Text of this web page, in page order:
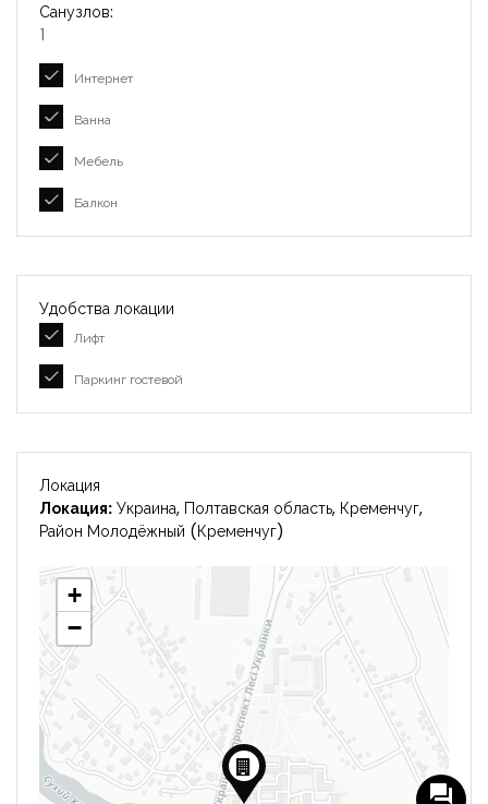
Санузлов:
1
Интернет
Ванна
Мебель
Балкон
Удобства локации
Лифт
Паркинг гостевой
Локация
Локация: Украина, Полтавская область, Кременчуг,
Район Молодёжный (Кременчуг)
+
−